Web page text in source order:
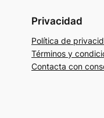
Privacidad
Política de
Términos y
Contacta con